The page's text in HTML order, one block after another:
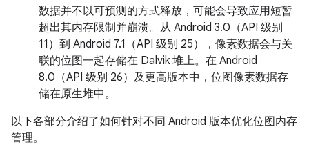
数据并不以可预测的方式释放，可能会导致应用短暂
超出其内存限制并崩溃。从 Android 3.0（API 级别
11）到 Android 7.1（API 级别 25），像素数据会与关
联的位图一起存储在 Dalvik 堆上。在 Android
8.0（API 级别 26）及更高版本中，位图像素数据存
储在原生堆中。
以下各部分介绍了如何针对不同 Android 版本优化位图内存
管理。